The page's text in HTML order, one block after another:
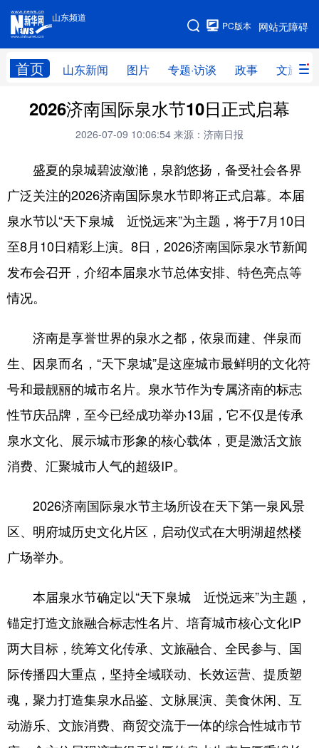
山东频道
网站无障碍
PC版本
首页 山东新闻 图片 专题·访谈 政事 文旅
手机版
网站地图
学习进行时 高层 时政 人事
财经 网评
台湾 思客智库 全球连线 教育
科技 科普 体育 文化
健康 军事 访谈 视频
图片 中央文件 金融 汽车
会展 彩票 娱乐 时尚
亚太网 上市公司 投教基地
地方频道
政事 文旅 社会民生 山东产经
文娱
English Español Français عربى
Русский язык 日本語 한국어
Deutsch Português
2026济南国际泉水节10日正式启幕
2026-07-09 10:06:54 来源：济南日报
盛夏的泉城碧波潋滟，泉韵悠扬，备受社会各界
广泛关注的2026济南国际泉水节即将正式启幕。本届
泉水节以“天下泉城 近悦远来”为主题，将于7月10日
至8月10日精彩上演。8日，2026济南国际泉水节新闻
发布会召开，介绍本届泉水节总体安排、特色亮点等
情况。
济南是享誉世界的泉水之都，依泉而建、伴泉而
生、因泉而名，“天下泉城”是这座城市最鲜明的文化符
号和最靓丽的城市名片。泉水节作为专属济南的标志
性节庆品牌，至今已经成功举办13届，它不仅是传承
泉水文化、展示城市形象的核心载体，更是激活文旅
消费、汇聚城市人气的超级IP。
2026济南国际泉水节主场所设在天下第一泉风景
区、明府城历史文化片区，启动仪式在大明湖超然楼
广场举办。
本届泉水节确定以“天下泉城 近悦远来”为主题，
锚定打造文旅融合标志性名片、培育城市核心文化IP
两大目标，统筹文化传承、文旅融合、全民参与、国
际传播四大重点，坚持全域联动、长效运营、提质塑
魂，聚力打造集泉水品鉴、文脉展演、美食休闲、互
动游乐、文旅消费、商贸交流于一体的综合性城市节